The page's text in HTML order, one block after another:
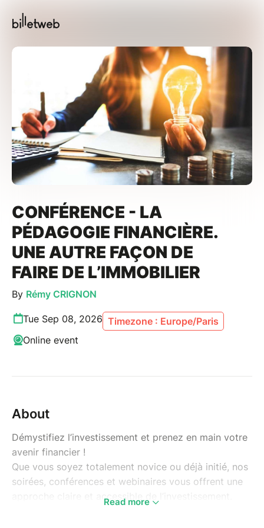
CONFÉRENCE - LA
PÉDAGOGIE FINANCIÈRE.
UNE AUTRE FAÇON DE
FAIRE DE L’IMMOBILIER
By Rémy CRIGNON
Tue Sep 08, 2026 Timezone : Europe/Paris
Online event
About
Démystifiez l’investissement et prenez en main votre
avenir financier !
Que vous soyez totalement novice ou déjà initié, nos
soirées, conférences et webinaires vous offrent une
approche claire et accessible de l’investissement.
Read more